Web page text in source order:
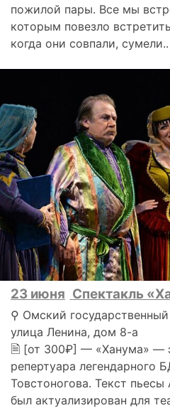
пожилой пары. Все мы
которым повезло
когда они совпали, сумели..
23 июня Спектакль
⚲ Омский
улица Ленина, дом 8-а
🗎 [от 300₽] — «Ханума» —
репертуара легендарного
Товстоногова. Текст пьесы
был актуализирован для